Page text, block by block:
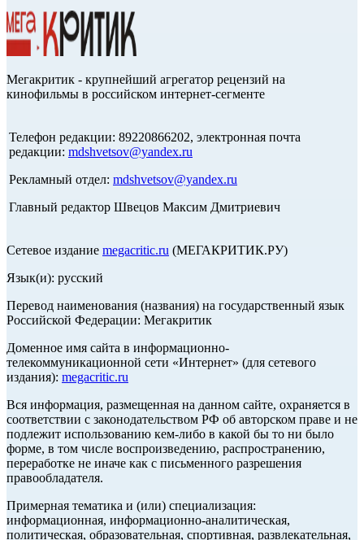
Мегакритик - крупнейший агрегатор рецензий на
кинофильмы в российском интернет-сегменте
Телефон редакции: 89220866202, электронная почта
редакции: mdshvetsov@yandex.ru
Рекламный отдел: mdshvetsov@yandex.ru
Главный редактор Швецов Максим Дмитриевич
Сетевое издание megacritic.ru (МЕГАКРИТИК.РУ)
Язык(и): русский
Перевод наименования (названия) на государственный язык
Российской Федерации: Мегакритик
Доменное имя сайта в информационно-
телекоммуникационной сети «Интернет» (для сетевого
издания): megacritic.ru
Вся информация, размещенная на данном сайте, охраняется в
соответствии с законодательством РФ об авторском праве и не
подлежит использованию кем-либо в какой бы то ни было
форме, в том числе воспроизведению, распространению,
переработке не иначе как с письменного разрешения
правообладателя.
Примерная тематика и (или) специализация:
информационная, информационно-аналитическая,
политическая, образовательная, спортивная, развлекательная,